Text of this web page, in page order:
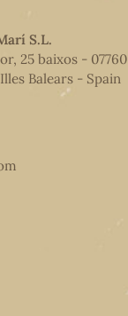
S.L.
25 baixos - 07760
Balears - Spain